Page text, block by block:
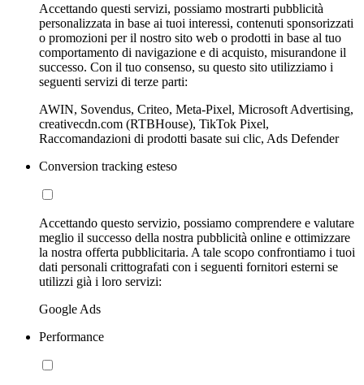
Accettando questi servizi, possiamo mostrarti pubblicità
personalizzata in base ai tuoi interessi, contenuti sponsorizzati
o promozioni per il nostro sito web o prodotti in base al tuo
comportamento di navigazione e di acquisto, misurandone il
successo. Con il tuo consenso, su questo sito utilizziamo i
seguenti servizi di terze parti:
AWIN, Sovendus, Criteo, Meta-Pixel, Microsoft Advertising,
creativecdn.com (RTBHouse), TikTok Pixel,
Raccomandazioni di prodotti basate sui clic, Ads Defender
Conversion tracking esteso
Accettando questo servizio, possiamo comprendere e valutare
meglio il successo della nostra pubblicità online e ottimizzare
la nostra offerta pubblicitaria. A tale scopo confrontiamo i tuoi
dati personali crittografati con i seguenti fornitori esterni se
utilizzi già i loro servizi:
Google Ads
Performance